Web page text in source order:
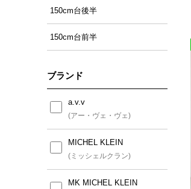
150cm台後半
150cm台前半
ブランド
a.v.v
(アー・ヴェ・ヴェ)
MICHEL KLEIN
(ミッシェルクラン)
MK MICHEL KLEIN